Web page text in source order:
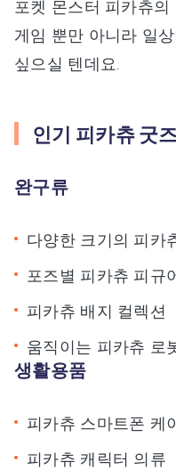
포켓 몬스터 피카츄
게임 뿐만 아니라 일
싶으실 텐데요.
인기 피카츄 굿
완구류
다양한 크기의 피카
포즈별 피카츄 피규
피카츄 배지 컬렉션
움직이는 피카츄 로
생활용품
피카츄 스마트폰 케
피카츄 캐릭터 의류